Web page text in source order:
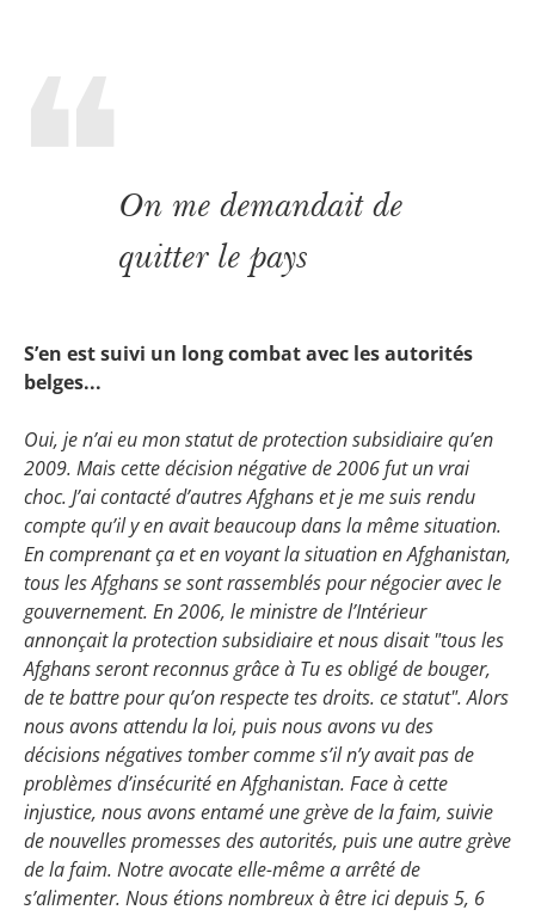
On me demandait de
quitter le pays
S’en est suivi un long combat avec les autorités
belges...
Oui, je n’ai eu mon statut de protection subsidiaire qu’en
2009. Mais cette décision négative de 2006 fut un vrai
choc. J’ai contacté d’autres Afghans et je me suis rendu
compte qu’il y en avait beaucoup dans la même situation.
En comprenant ça et en voyant la situation en Afghanistan,
tous les Afghans se sont rassemblés pour négocier avec le
gouvernement. En 2006, le ministre de l’Intérieur
annonçait la protection subsidiaire et nous disait "tous les
Afghans seront reconnus grâce à Tu es obligé de bouger,
de te battre pour qu’on respecte tes droits. ce statut". Alors
nous avons attendu la loi, puis nous avons vu des
décisions négatives tomber comme s’il n’y avait pas de
problèmes d’insécurité en Afghanistan. Face à cette
injustice, nous avons entamé une grève de la faim, suivie
de nouvelles promesses des autorités, puis une autre grève
de la faim. Notre avocate elle-même a arrêté de
s’alimenter. Nous étions nombreux à être ici depuis 5, 6